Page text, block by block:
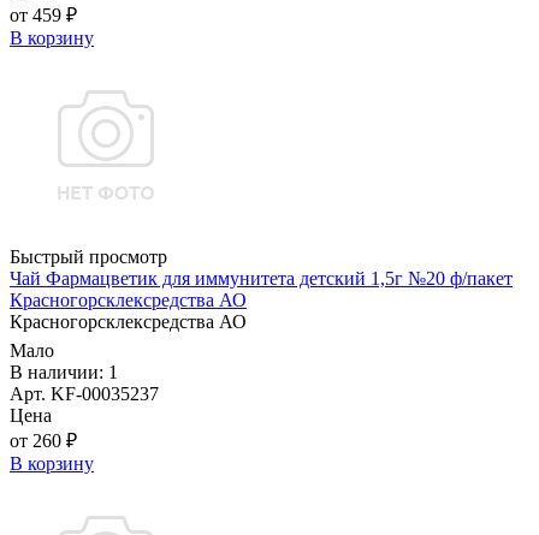
от 459 ₽
В корзину
Быстрый просмотр
Чай Фармацветик для иммунитета детский 1,5г №20 ф/пакет
Красногорсклексредства АО
Красногорсклексредства АО
Мало
В наличии: 1
Арт. KF-00035237
Цена
от 260 ₽
В корзину